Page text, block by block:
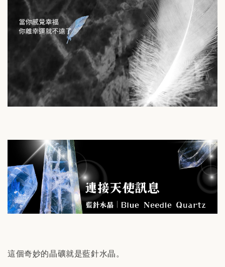
這個奇妙的晶礦就是藍針水晶。